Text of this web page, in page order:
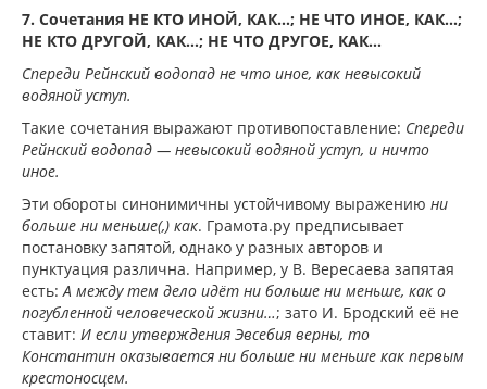
7. Сочетания НЕ КТО ИНОЙ, КАК…; НЕ ЧТО ИНОЕ, КАК…;
НЕ КТО ДРУГОЙ, КАК…; НЕ ЧТО ДРУГОЕ, КАК…
Спереди Рейнский водопад не что иное, как невысокий
водяной уступ.
Такие сочетания выражают противопоставление: Спереди
Рейнский водопад — невысокий водяной уступ, и ничто
иное.
Эти обороты синонимичны устойчивому выражению ни
больше ни меньше(,) как. Грамота.ру предписывает
постановку запятой, однако у разных авторов и
пунктуация различна. Например, у В. Вересаева запятая
есть:А между тем дело идёт ни больше ни меньше, как о
погубленной человеческой жизни…; зато И. Бродский её не
ставит: И если утверждения Эвсебия верны, то
Константин оказывается ни больше ни меньше как первым
крестоносцем.